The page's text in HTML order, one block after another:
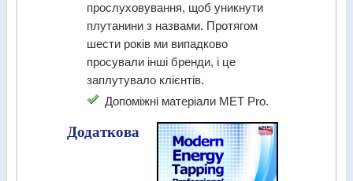
прослуховування, щоб уникнути
плутанини з назвами. Протягом
шести років ми випадково
просували інші бренди, і це
заплутувало клієнтів.
Допоміжні матеріали MET Pro.
Додаткова